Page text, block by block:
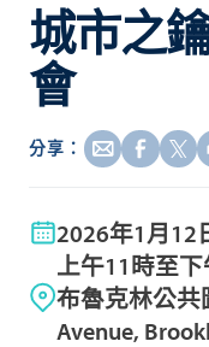
城市之
會
分享：
2026年1月12
上午11時至
布魯克林公共
Avenue,